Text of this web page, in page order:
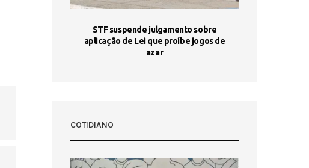
STF suspende julgamento sobre
aplicação de Lei que proíbe jogos de
azar
COTIDIANO